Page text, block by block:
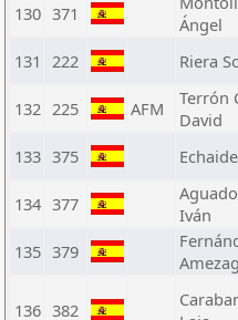
130 371
Ángel
131 222 Riera
132 225 AFM
Terrón
David
133 375
134 377
Iván
135 379
136 382